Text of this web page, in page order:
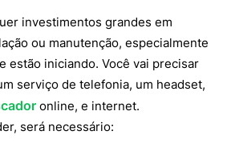
investimentos grandes em
ou manutenção, especialmente
estão iniciando. Você vai precisar
serviço de telefonia, um headset,
online, e internet.
será necessário: